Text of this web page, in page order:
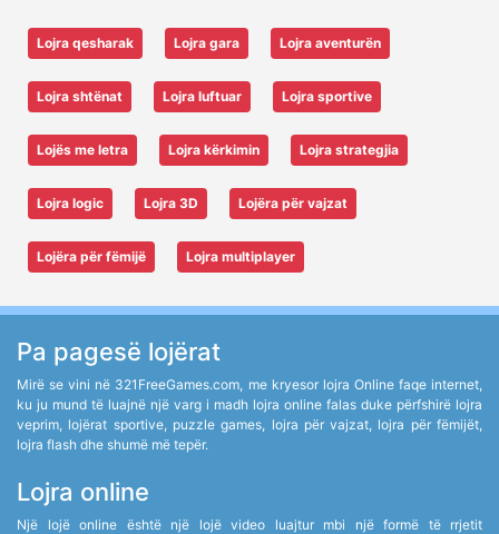
Lojra qesharak Lojra gara Lojra aventurën
Lojra shtënat Lojra luftuar Lojra sportive
Lojës me letra Lojra kërkimin Lojra strategjia
Lojra logic Lojra 3D Lojëra për vajzat
Lojëra për fëmijë Lojra multiplayer
Pa pagesë lojërat
Mirë se vini në 321FreeGames.com, me kryesor lojra Online faqe internet,
ku ju mund të luajnë një varg i madh lojra online falas duke përfshirë lojra
veprim, lojërat sportive, puzzle games, lojra për vajzat, lojra për fëmijët,
lojra flash dhe shumë më tepër.
Lojra online
Një lojë online është një lojë video luajtur mbi një formë të rrjetit